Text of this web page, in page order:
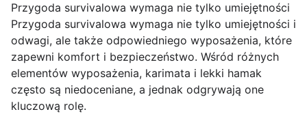
Przygoda survivalowa wymaga nie tylko umiejętności
Przygoda survivalowa wymaga nie tylko umiejętności i
odwagi, ale także odpowiedniego wyposażenia, które
zapewni komfort i bezpieczeństwo. Wśród różnych
elementów wyposażenia, karimata i lekki hamak
często są niedoceniane, a jednak odgrywają one
kluczową rolę.